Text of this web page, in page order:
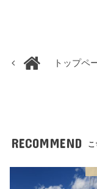
トップペ
RECOMMEND こ